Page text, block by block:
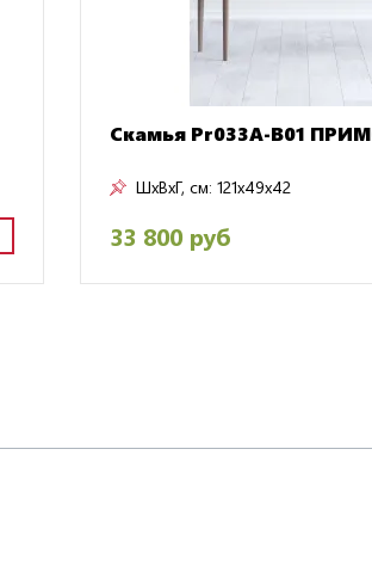
Скамья Pr033A-B01
ШxВxГ, см: 121x49x42
33 800 руб